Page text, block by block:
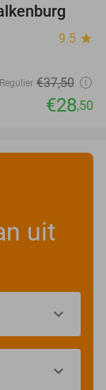
24%
9.5 star
Regulier €37,50
€28,50
uit